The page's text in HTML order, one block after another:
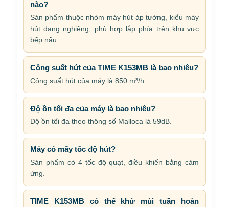
nào?
Sản phẩm thuộc nhóm máy hút áp tường, kiểu máy
hút dạng nghiêng, phù hợp lắp phía trên khu vực
bếp nấu.
Công suất hút của TIME K153MB là bao nhiêu?
Công suất hút của máy là 850 m³/h.
Độ ồn tối đa của máy là bao nhiêu?
Độ ồn tối đa theo thông số Malloca là 59dB.
Máy có mấy tốc độ hút?
Sản phẩm có 4 tốc độ quạt, điều khiển bằng cảm
ứng.
TIME K153MB có thể khử mùi tuần hoàn